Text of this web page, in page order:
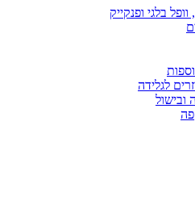
בלגי ופנקייק
לגלידה
ובישול